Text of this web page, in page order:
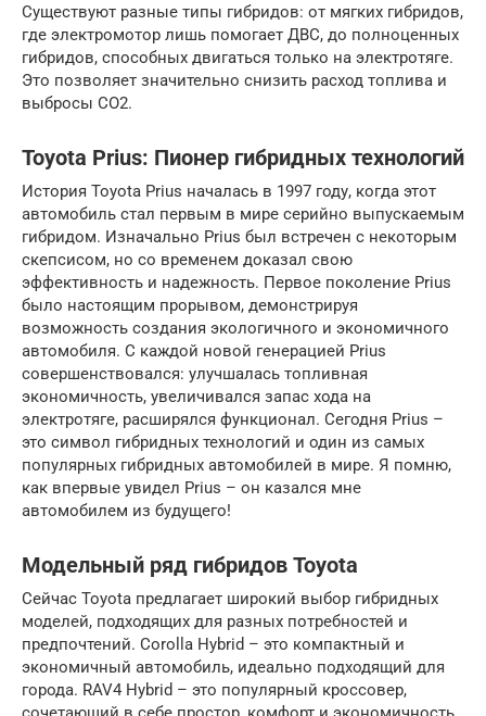
Существуют разные типы гибридов: от мягких гибридов,
где электромотор лишь помогает ДВС, до полноценных
гибридов, способных двигаться только на электротяге.
Это позволяет значительно снизить расход топлива и
выбросы CO2.
Toyota Prius: Пионер гибридных технологий
История Toyota Prius началась в 1997 году, когда этот
автомобиль стал первым в мире серийно выпускаемым
гибридом. Изначально Prius был встречен с некоторым
скепсисом, но со временем доказал свою
эффективность и надежность. Первое поколение Prius
было настоящим прорывом, демонстрируя
возможность создания экологичного и экономичного
автомобиля. С каждой новой генерацией Prius
совершенствовался: улучшалась топливная
экономичность, увеличивался запас хода на
электротяге, расширялся функционал. Сегодня Prius –
это символ гибридных технологий и один из самых
популярных гибридных автомобилей в мире. Я помню,
как впервые увидел Prius – он казался мне
автомобилем из будущего!
Модельный ряд гибридов Toyota
Сейчас Toyota предлагает широкий выбор гибридных
моделей, подходящих для разных потребностей и
предпочтений. Corolla Hybrid – это компактный и
экономичный автомобиль, идеально подходящий для
города. RAV4 Hybrid – это популярный кроссовер,